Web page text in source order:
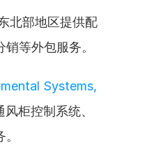
北部地区提供配
等外包服务。
Systems,
柜控制系统、